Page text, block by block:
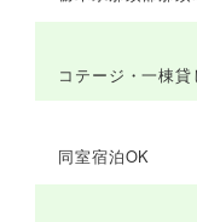
コテージ・一棟貸
同室宿泊OK